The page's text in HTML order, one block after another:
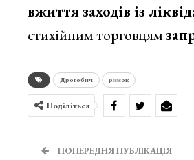
вжиття заходів із
стихійним торговцям
Дрогобич ринок
Поділіться
ПОПЕРЕДНЯ ПУБЛІКАЦІЯ